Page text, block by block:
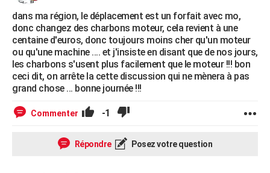
dans ma région, le déplacement est un forfait avec mo,
donc changez des charbons moteur, cela revient à une
centaine d'euros, donc toujours moins cher qu'un moteur
ou qu'une machine .... et j'insiste en disant que de nos jours,
les charbons s'usent plus facilement que le moteur !!! bon
ceci dit, on arrête la cette discussion qui ne mènera à pas
grand chose ... bonne journée !!!
Commenter -1
Répondre Posez votre question